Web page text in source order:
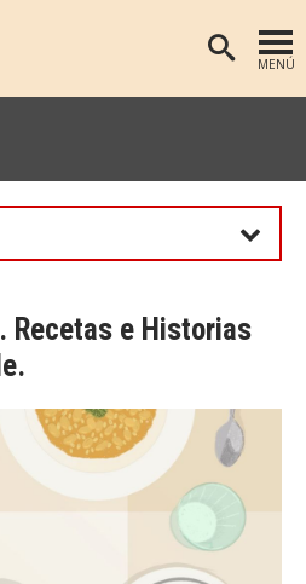
MENÚ
SOCIAL
Recetas e Historias